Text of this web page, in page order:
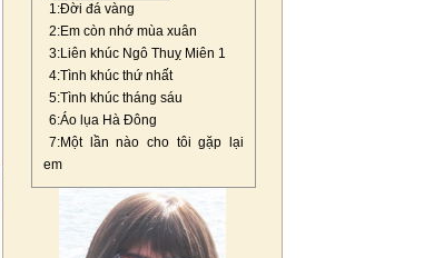
1:Đời đá vàng
2:Em còn nhớ mùa xuân
3:Liên khúc Ngô Thuỵ Miên 1
4:Tình khúc thứ nhất
5:Tình khúc tháng sáu
6:Áo lụa Hà Đông
7:Một lần nào cho tôi gặp lại
em